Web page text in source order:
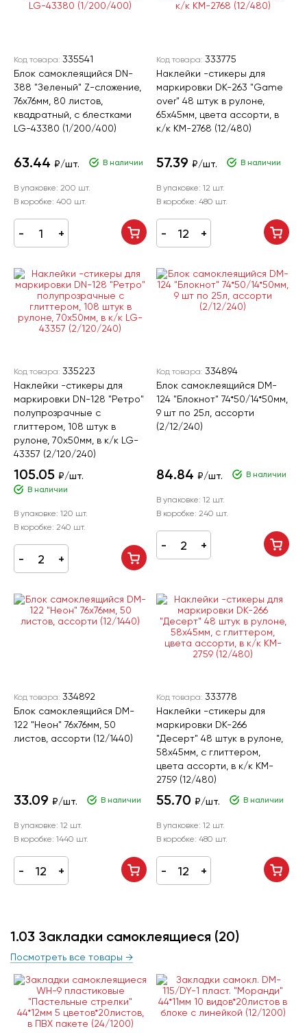
Код товара: 335541
Блок самоклеящийся DN-
388 "Зеленый" Z-сложение,
76х76мм, 80 листов,
квадратный, с блестками
LG-43380 (1/200/400)
63.44 ₽/шт. В наличии
В упаковке: 200 шт.
В коробке: 400 шт.
Код товара: 333775
Наклейки -стикеры для
маркировки DK-263 "Game
over" 48 штук в рулоне,
65х45мм, цвета ассорти, в
к/к KM-2768 (12/480)
57.39 ₽/шт. В наличии
В упаковке: 12 шт.
В коробке: 480 шт.
Код товара: 335223
Наклейки -стикеры для
маркировки DN-128 "Ретро"
полупрозрачные с
глиттером, 108 штук в
рулоне, 70х50мм, в к/к LG-
43357 (2/120/240)
105.05 ₽/шт.
В наличии
В упаковке: 120 шт.
В коробке: 240 шт.
Код товара: 334894
Блок самоклеящийся DM-
124 "Блокнот" 74*50/14*50мм,
9 шт по 25л, ассорти
(2/12/240)
84.84 ₽/шт. В наличии
В упаковке: 12 шт.
В коробке: 240 шт.
Код товара: 334892
Блок самоклеящийся DM-
122 "Неон" 76х76мм, 50
листов, ассорти (12/1440)
33.09 ₽/шт. В наличии
В упаковке: 12 шт.
В коробке: 1440 шт.
Код товара: 333778
Наклейки -стикеры для
маркировки DK-266
"Десерт" 48 штук в рулоне,
58х45мм, с глиттером,
цвета ассорти, в к/к KM-
2759 (12/480)
55.70 ₽/шт. В наличии
В упаковке: 12 шт.
В коробке: 480 шт.
1.03 Закладки самоклеящиеся (20)
Посмотреть все товары →